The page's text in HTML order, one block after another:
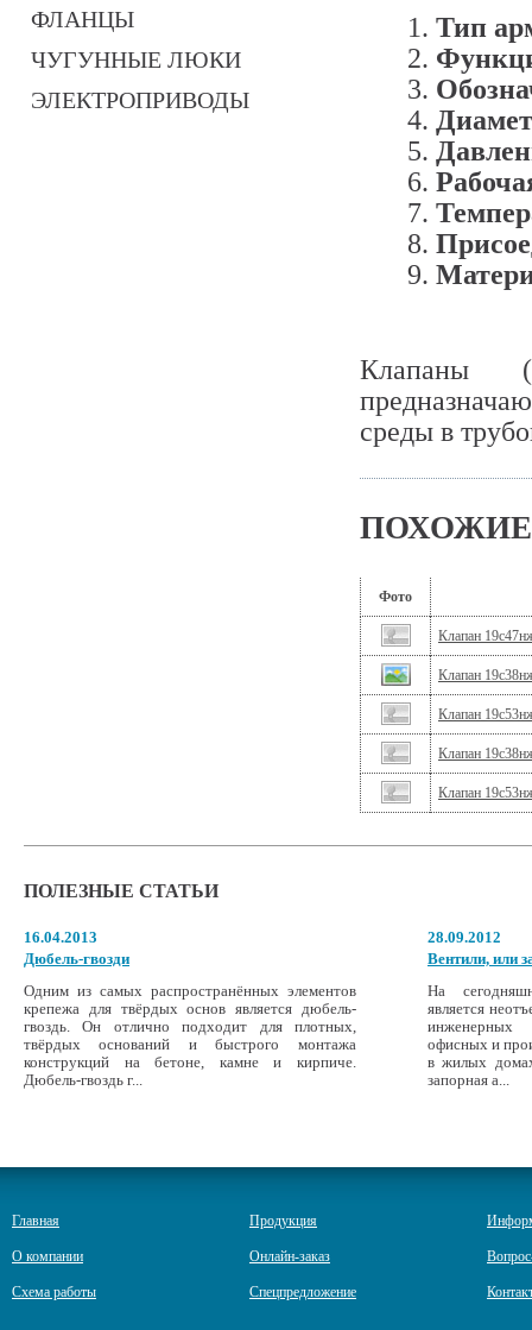
ФЛАНЦЫ
ЧУГУННЫЕ ЛЮКИ
ЭЛЕКТРОПРИВОДЫ
Тип
Клапаны
среды в
Фото
Клапан
Клапан
Клапан
Клапан
Клапан
ПОЛЕЗНЫЕ СТАТЬИ
16.04.2013
Дюбель-гвозди
Одним из самых распространённых элементов
крепежа для твёрдых основ является дюбель-
гвоздь. Он отлично подходит для плотных,
твёрдых оснований и быстрого монтажа
конструкций на бетоне, камне и кирпиче.
Дюбель-гвоздь г...
28.09.2012
Вентили, или
На
является
инженерных
офисных и
в жилых
запорная а...
Главная
О компании
Схема работы
Продукция
Онлайн-заказ
Спецпредложение